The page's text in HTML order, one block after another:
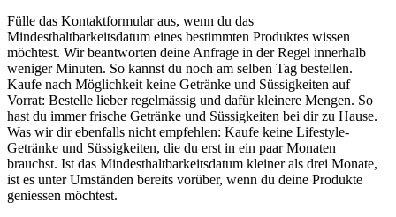
Fülle das Kontaktformular aus, wenn du das
Mindesthaltbarkeitsdatum eines bestimmten Produktes wissen
möchtest. Wir beantworten deine Anfrage in der Regel innerhalb
weniger Minuten. So kannst du noch am selben Tag bestellen.
Kaufe nach Möglichkeit keine Getränke und Süssigkeiten auf
Vorrat: Bestelle lieber regelmässig und dafür kleinere Mengen. So
hast du immer frische Getränke und Süssigkeiten bei dir zu Hause.
Was wir dir ebenfalls nicht empfehlen: Kaufe keine Lifestyle-
Getränke und Süssigkeiten, die du erst in ein paar Monaten
brauchst. Ist das Mindesthaltbarkeitsdatum kleiner als drei Monate,
ist es unter Umständen bereits vorüber, wenn du deine Produkte
geniessen möchtest.